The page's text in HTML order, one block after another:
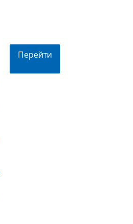
Перейти